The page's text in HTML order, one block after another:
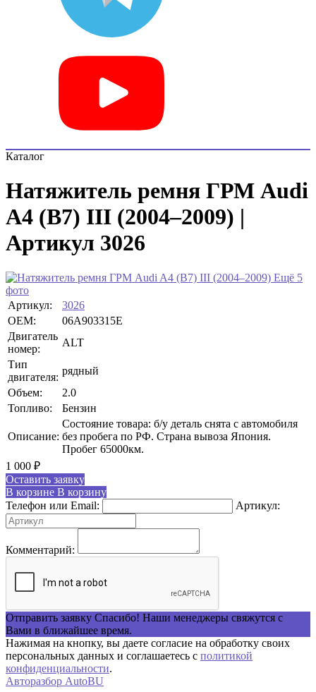
Каталог
Натяжитель ремня ГРМ Audi
A4 (B7) III (2004–2009) |
Артикул 3026
Ещё 5
фото
Артикул:
3026
OEM:
06A903315E
Двигатель
номер:
ALT
Тип
двигателя:
рядный
Объем:
2.0
Топливо:
Бензин
Описание:
Состояние товара: б/у деталь снята с автомобиля
без пробега по РФ. Страна вывоза Япония.
Пробег 65000км.
1 000 ₽
Оставить заявку
В корзине В корзину
Телефон или Email:
Артикул:
Комментарий:
Отправить заявку Спасибо! Наши менеджеры свяжутся с
Вами в ближайшее время.
Нажимая на кнопку, вы даете согласие на обработку своих
персональных данных и соглашаетесь с политикой
конфиденциальности.
Авторазбор AutoBU